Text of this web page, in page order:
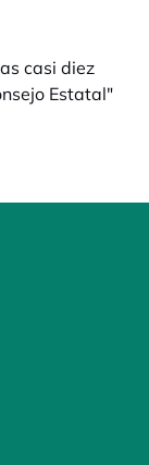
casi diez
Estatal"